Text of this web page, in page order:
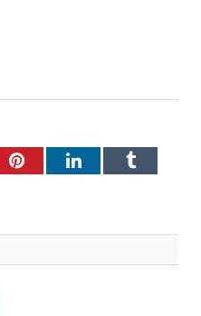
PinterestLinkedInTumblr